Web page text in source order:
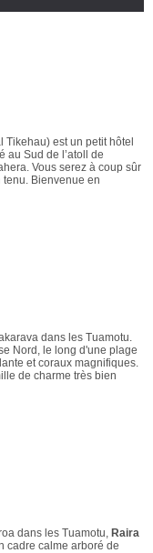
est un petit hôtel
au Sud de l’atoll de
Vous serez à coup sûr
Bienvenue en
dans les Tuamotu.
Nord, le long d'une plage
et coraux magnifiques.
de charme très bien
dans les Tuamotu, Raira
cadre calme arboré de